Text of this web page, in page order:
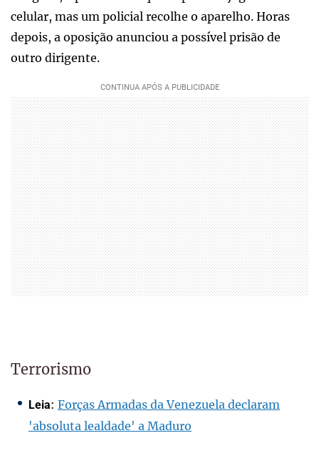
celular, mas um policial recolhe o aparelho. Horas
depois, a oposição anunciou a possível prisão de
outro dirigente.
Terrorismo
Leia: Forças Armadas da Venezuela declaram
'absoluta lealdade' a Maduro